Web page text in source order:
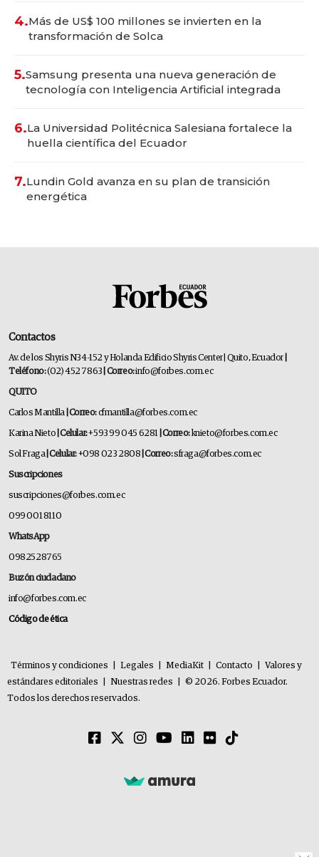
4.Más de US$ 100 millones se invierten en la
transformación de Solca
5.Samsung presenta una nueva generación de
tecnología con Inteligencia Artificial integrada
6.La Universidad Politécnica Salesiana fortalece la
huella científica del Ecuador
7.Lundin Gold avanza en su plan de transición
energética
Contactos
Av. de los Shyris N34-152 y Holanda Edificio Shyris Center | Quito, Ecuador
Teléfono:(02) 452 7863 | Correo:info@forbes.com.ec
QUITO
Carlos Mantilla | Correo:cfmantilla@forbes.com.ec
Karina Nieto | Celular:+593 99 045 6281 | Correo: knieto@forbes.com.ec
Sol Fraga | Celular:+098 023 2808 | Correo:sfraga@forbes.com.ec
Suscripciones
suscripciones@forbes.com.ec
099 001 8110
WhatsApp
0982528765
Buzón ciudadano
info@forbes.com.ec
Código de ética
Términos y condiciones Legales MediaKit Contacto
Valores y
estándares editoriales
Nuestras redes
© 2026. Forbes Ecuador.
Todos los derechos reservados.